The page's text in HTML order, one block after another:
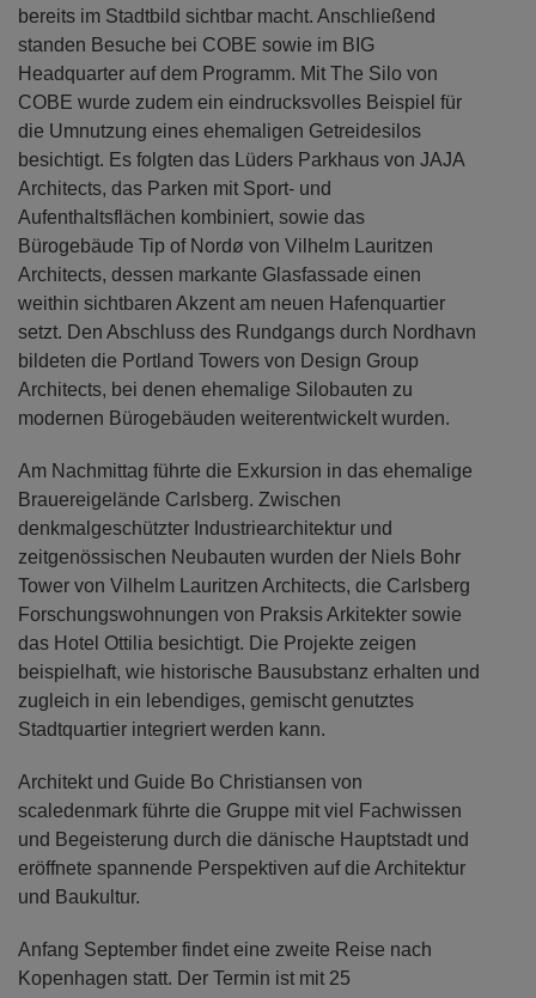
bereits im Stadtbild sichtbar macht. Anschließend
standen Besuche bei COBE sowie im BIG
Headquarter auf dem Programm. Mit The Silo von
COBE wurde zudem ein eindrucksvolles Beispiel für
die Umnutzung eines ehemaligen Getreidesilos
besichtigt. Es folgten das Lüders Parkhaus von JAJA
Architects, das Parken mit Sport- und
Aufenthaltsflächen kombiniert, sowie das
Bürogebäude Tip of Nordø von Vilhelm Lauritzen
Architects, dessen markante Glasfassade einen
weithin sichtbaren Akzent am neuen Hafenquartier
setzt. Den Abschluss des Rundgangs durch Nordhavn
bildeten die Portland Towers von Design Group
Architects, bei denen ehemalige Silobauten zu
modernen Bürogebäuden weiterentwickelt wurden.
Am Nachmittag führte die Exkursion in das ehemalige
Brauereigelände Carlsberg. Zwischen
denkmalgeschützter Industriearchitektur und
zeitgenössischen Neubauten wurden der Niels Bohr
Tower von Vilhelm Lauritzen Architects, die Carlsberg
Forschungswohnungen von Praksis Arkitekter sowie
das Hotel Ottilia besichtigt. Die Projekte zeigen
beispielhaft, wie historische Bausubstanz erhalten und
zugleich in ein lebendiges, gemischt genutztes
Stadtquartier integriert werden kann.
Architekt und Guide Bo Christiansen von
scaledenmark führte die Gruppe mit viel Fachwissen
und Begeisterung durch die dänische Hauptstadt und
eröffnete spannende Perspektiven auf die Architektur
und Baukultur.
Anfang September findet eine zweite Reise nach
Kopenhagen statt. Der Termin ist mit 25